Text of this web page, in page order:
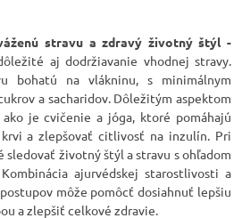
stravu a zdravý životný štýl -
aj dodržiavanie vhodnej stravy.
bohatú na vlákninu, s minimálnym
a sacharidov. Dôležitým aspektom
je cvičenie a jóga, ktoré pomáhajú
a zlepšovať citlivosť na inzulín. Pri
životný štýl a stravu s ohľadom
ajurvédskej starostlivosti a
môže pomôcť dosiahnuť lepšiu
a zlepšiť celkové zdravie.